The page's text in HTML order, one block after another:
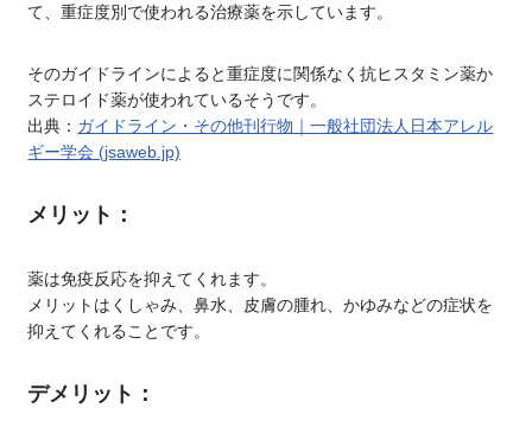
て、重症度別で使われる治療薬を示しています。
そのガイドラインによると重症度に関係なく抗ヒスタミン薬か
ステロイド薬が使われているそうです。
出典： ガイドライン・その他刊行物｜一般社団法人日本アレル
ギー学会 (jsaweb.jp)
メリット：
薬は免疫反応を抑えてくれます。
メリットはくしゃみ、鼻水、皮膚の腫れ、かゆみなどの症状を
抑えてくれることです。
デメリット：